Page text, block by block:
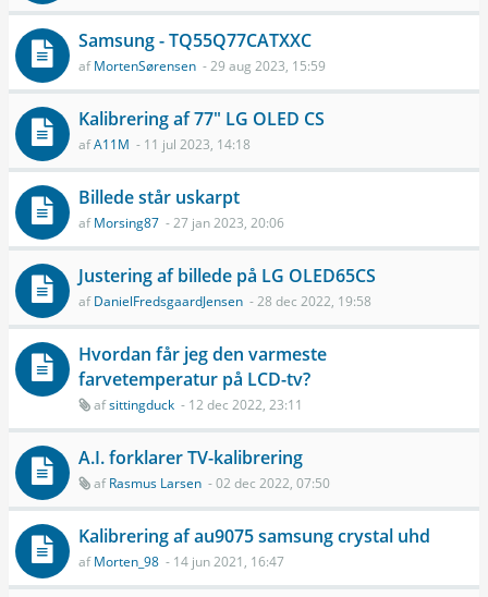
Samsung - TQ55Q77CATXXC
afMortenSørensen - 29 aug 2023, 15:59
Kalibrering af 77" LG OLED CS
afA11M - 11 jul 2023, 14:18
Billede står uskarpt
afMorsing87 - 27 jan 2023, 20:06
Justering af billede på LG OLED65CS
afDanielFredsgaardJensen - 28 dec 2022, 19:58
Hvordan får jeg den varmeste
farvetemperatur på LCD-tv?
afsittingduck - 12 dec 2022, 23:11
A.I. forklarer TV-kalibrering
afRasmus Larsen - 02 dec 2022, 07:50
Kalibrering af au9075 samsung crystal uhd
afMorten_98 - 14 jun 2021, 16:47